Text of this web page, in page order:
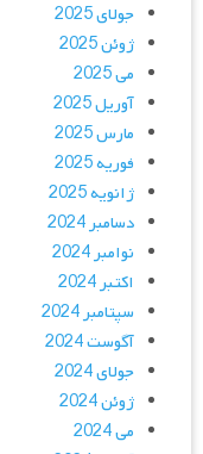
جولای 2025
ژوئن 2025
می 2025
آوریل 2025
مارس 2025
فوریه 2025
ژانویه 2025
دسامبر 2024
نوامبر 2024
اکتبر 2024
سپتامبر 2024
آگوست 2024
جولای 2024
ژوئن 2024
می 2024